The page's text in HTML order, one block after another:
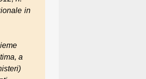
in
a